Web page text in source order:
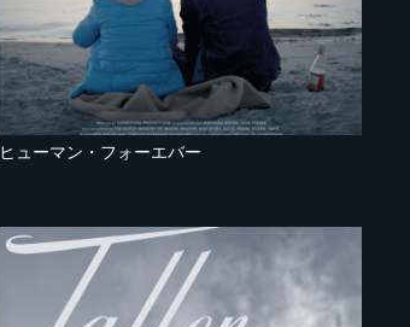
ヒューマン・フォーエバー